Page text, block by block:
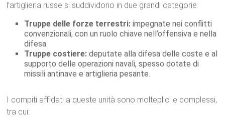
l’artiglieria russe si suddividono in due grandi categorie:
Truppe delle forze terrestri: impegnate nei conflitti
convenzionali, con un ruolo chiave nell’offensiva e nella
difesa.
Truppe costiere: deputate alla difesa delle coste e al
supporto delle operazioni navali, spesso dotate di
missili antinave e artiglieria pesante.
I compiti affidati a queste unità sono molteplici e complessi,
tra cui: